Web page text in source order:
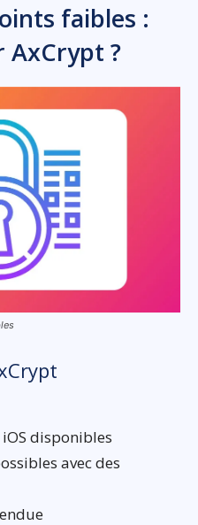
faibles :
AxCrypt ?
disponibles
avec des